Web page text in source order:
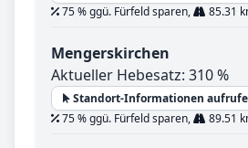
75 % ggü. Fürfeld sparen,
85.31
Mengerskirchen
Aktueller Hebesatz: 310 %
Standort-Informationen
75 % ggü. Fürfeld sparen,
89.51